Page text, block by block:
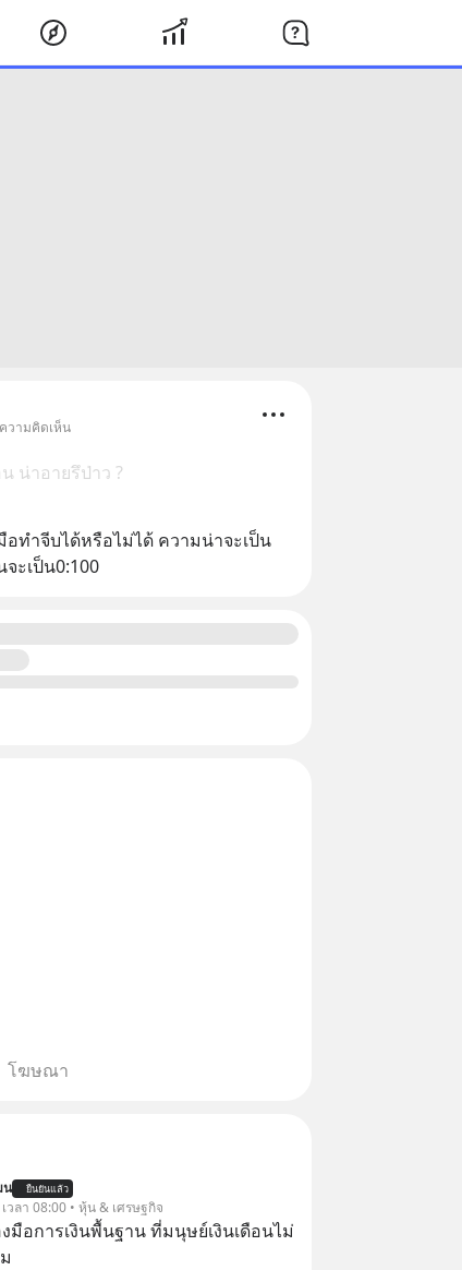
วามคิดเห็น
น่าอายรึป่าว ?
ทำจีบได้หรือไม่ได้ ความน่าจะเป็น
ะเป็น0:100
โฆษณา
น ยืนยันแล้ว
วลา 08:00 • หุ้น & เศรษฐกิจ
งมือการเงินพื้นฐาน ที่มนุษย์เงินเดือนไม่